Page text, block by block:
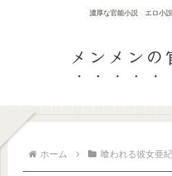
濃厚な官能小説 エロ小
メンメンの
ホーム 喰われる彼女亜